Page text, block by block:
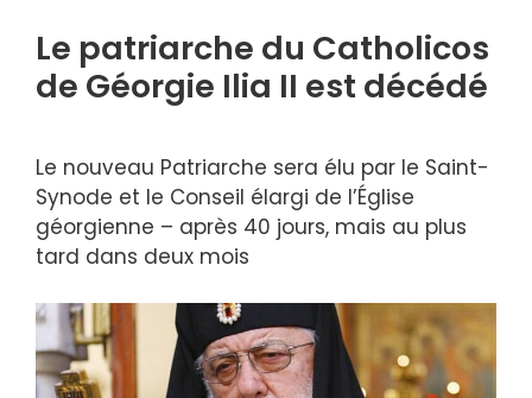
Le patriarche du Catholicos
de Géorgie Ilia II est décédé
Le nouveau Patriarche sera élu par le Saint-
Synode et le Conseil élargi de l’Église
géorgienne – après 40 jours, mais au plus
tard dans deux mois